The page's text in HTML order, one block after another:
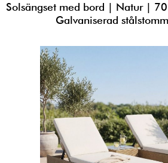
Solsängset med bord | Natur |
Galvaniserad